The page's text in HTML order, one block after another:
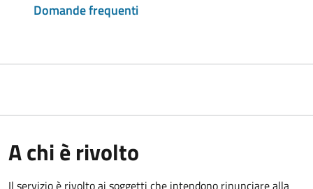
Domande frequenti
A chi è rivolto